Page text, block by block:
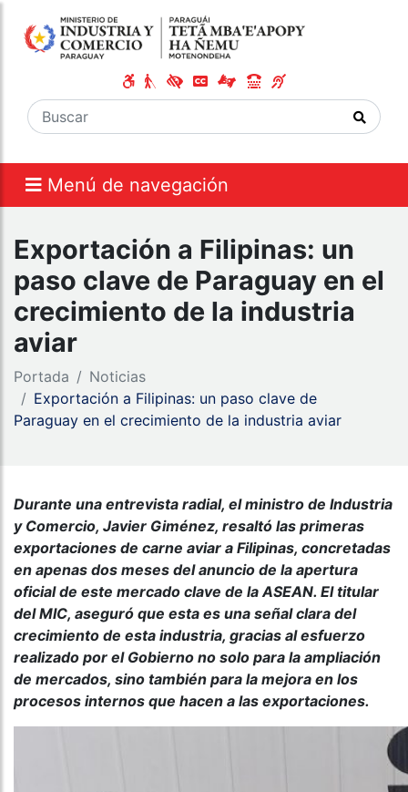
Menú de navegación
Exportación a Filipinas: un
paso clave de Paraguay en el
crecimiento de la industria
aviar
Portada
Noticias
Exportación a Filipinas: un paso clave de
Paraguay en el crecimiento de la industria aviar
Durante una entrevista radial, el ministro de Industria
y Comercio, Javier Giménez, resaltó las primeras
exportaciones de carne aviar a Filipinas, concretadas
en apenas dos meses del anuncio de la apertura
oficial de este mercado clave de la ASEAN. El titular
del MIC, aseguró que esta es una señal clara del
crecimiento de esta industria, gracias al esfuerzo
realizado por el Gobierno no solo para la ampliación
de mercados, sino también para la mejora en los
procesos internos que hacen a las exportaciones.